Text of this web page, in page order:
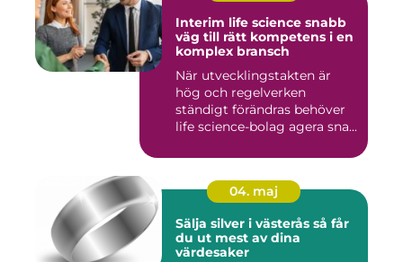
Interim life science snabb
väg till rätt kompetens i en
komplex bransch
När utvecklingstakten är
hög och regelverken
ständigt förändras behöver
life science-bolag agera sna...
04. maj
Sälja silver i västerås så får
du ut mest av dina
värdesaker